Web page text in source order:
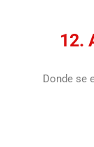
12.
Donde se